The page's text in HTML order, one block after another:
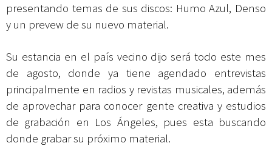
presentando temas de sus discos: Humo Azul, Denso
y un prevew de su nuevo material.
Su estancia en el país vecino dijo será todo este mes
de agosto, donde ya tiene agendado entrevistas
principalmente en radios y revistas musicales, además
de aprovechar para conocer gente creativa y estudios
de grabación en Los Ángeles, pues esta buscando
donde grabar su próximo material.